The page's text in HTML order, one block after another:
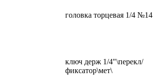
головка торцевая 1/4 №14
ключ держ 1/4"\перекл/
фиксатор\мет\